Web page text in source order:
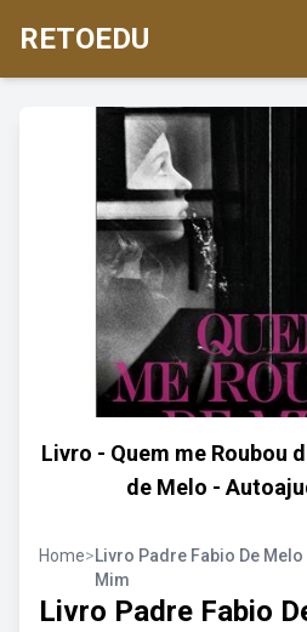
RETOEDU
Livro - Quem me Roubou
de Melo -
Home>Livro Padre Fabio De
Mim
Livro Padre Fabio